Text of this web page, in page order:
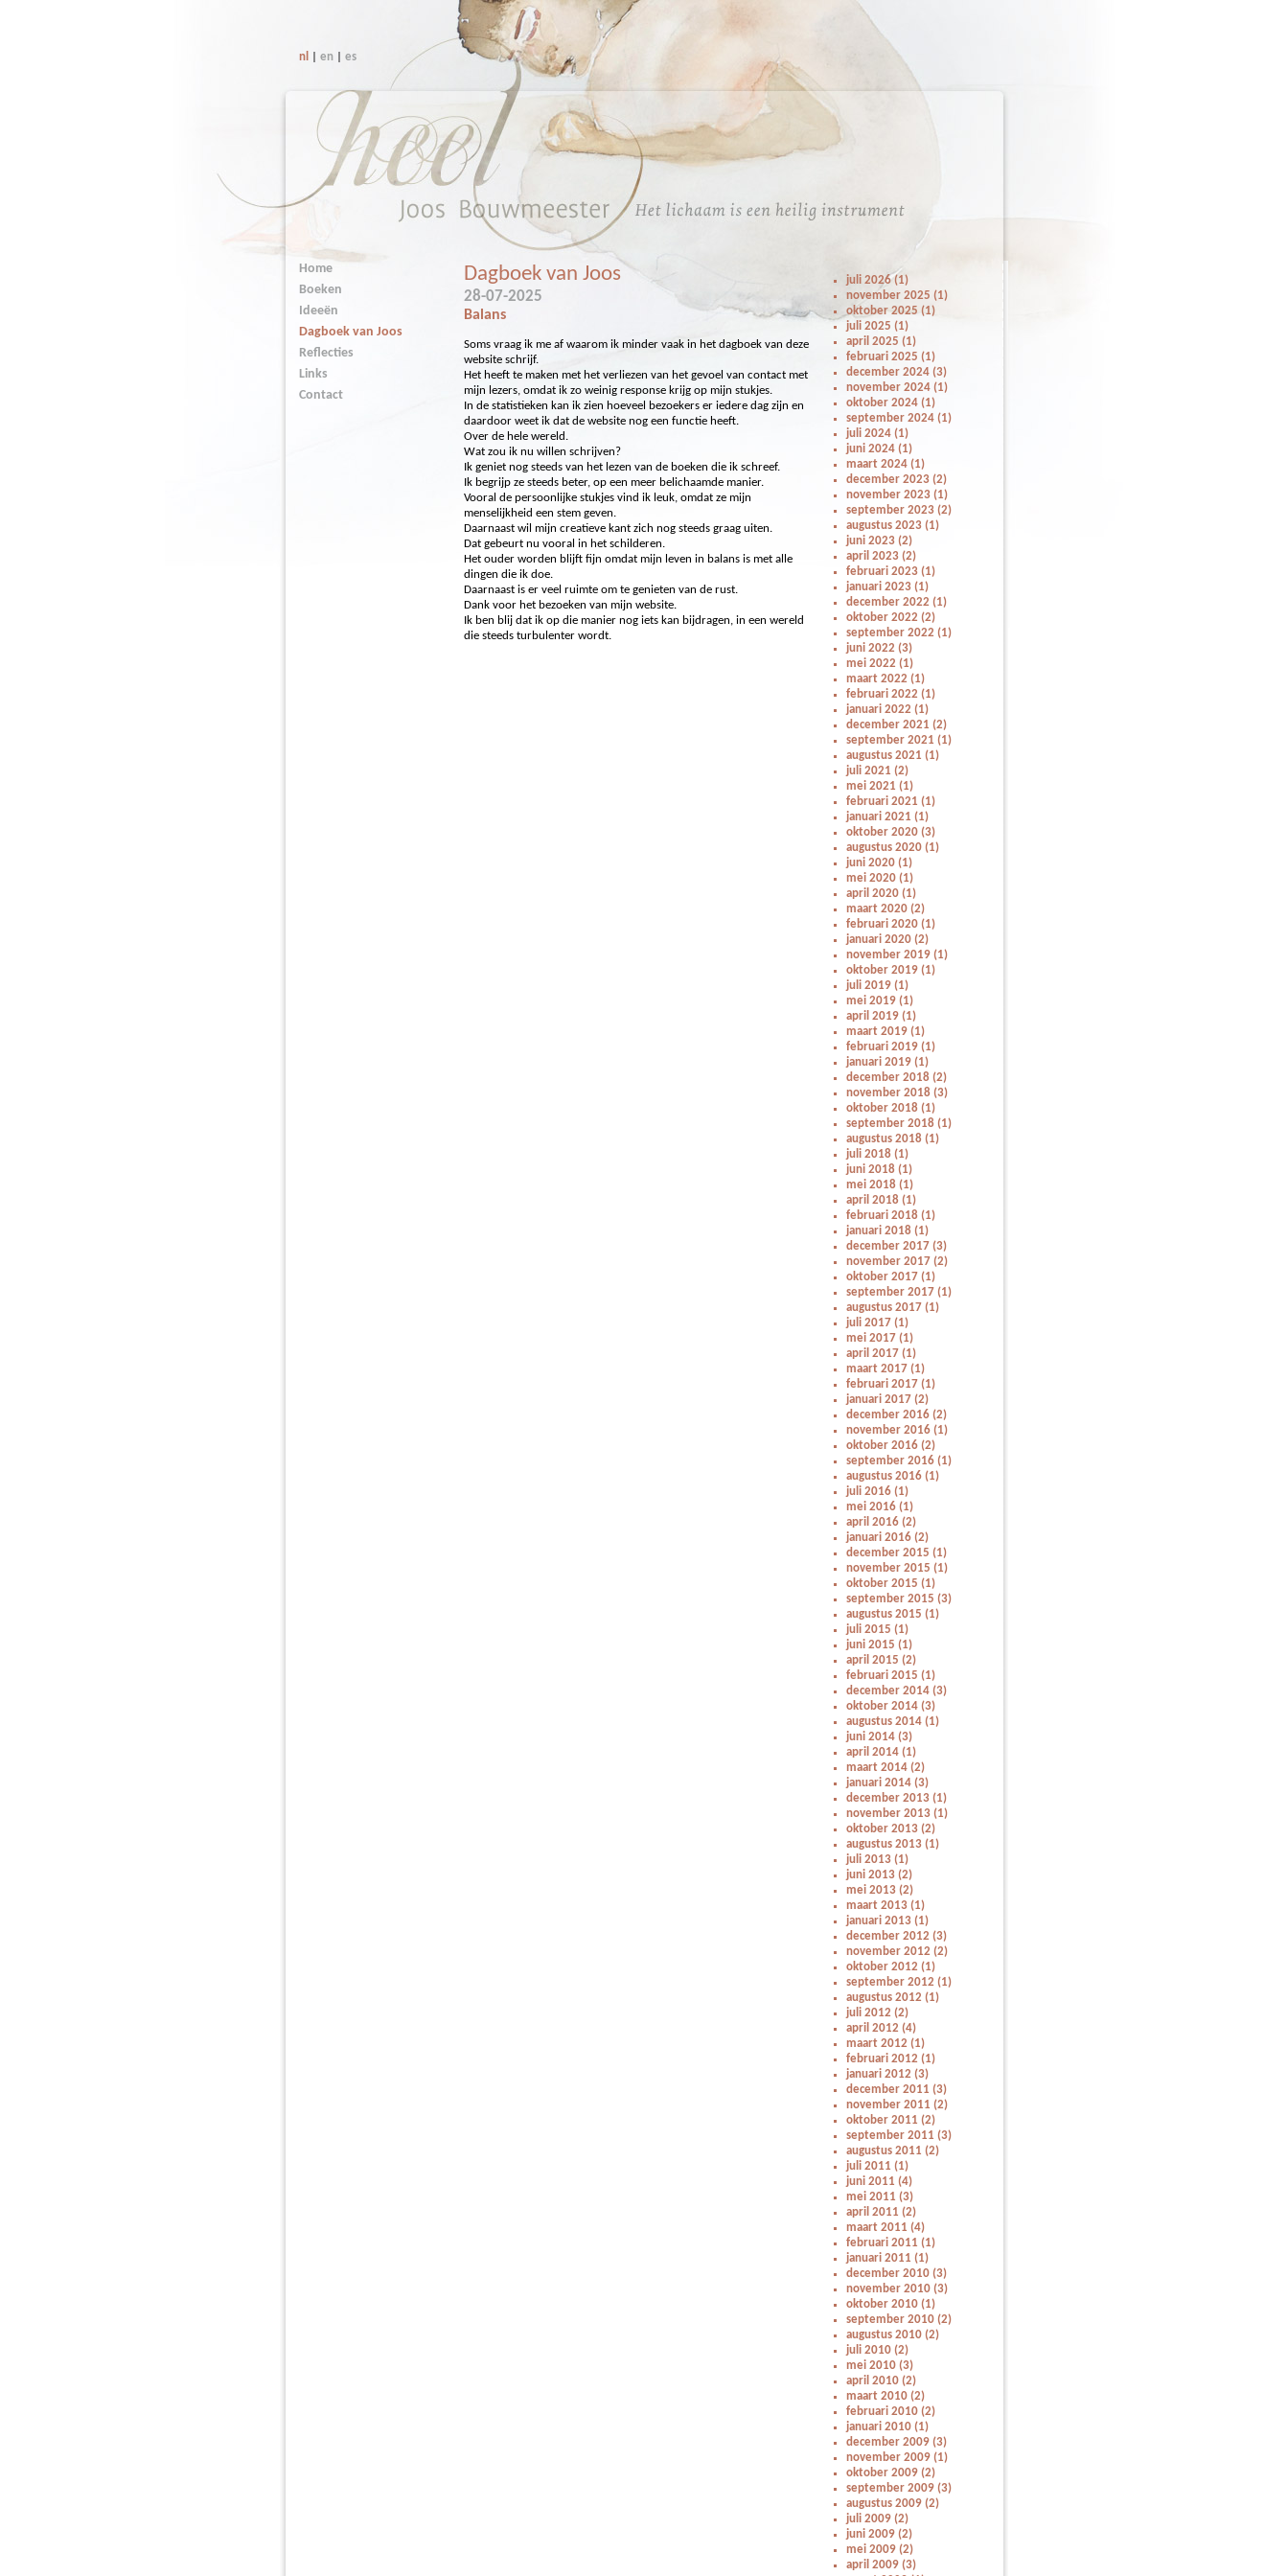
nl en| es
Dagboek van Joos
28-07-2025
Balans
Soms vraag ik me af waarom ik minder vaak in het dagboek van deze
website schrijf.
Het heeft te maken met het verliezen van het gevoel van contact met
mijn lezers, omdat ik zo weinig response krijg op mijn stukjes.
In de statistieken kan ik zien hoeveel bezoekers er iedere dag zijn en
daardoor weet ik dat de website nog een functie heeft.
Over de hele wereld.
Wat zou ik nu willen schrijven?
Ik geniet nog steeds van het lezen van de boeken die ik schreef.
Ik begrijp ze steeds beter, op een meer belichaamde manier.
Vooral de persoonlijke stukjes vind ik leuk, omdat ze mijn
menselijkheid een stem geven.
Daarnaast wil mijn creatieve kant zich nog steeds graag uiten.
Dat gebeurt nu vooral in het schilderen.
Het ouder worden blijft fijn omdat mijn leven in balans is met alle
dingen die ik doe.
Daarnaast is er veel ruimte om te genieten van de rust.
Dank voor het bezoeken van mijn website.
Ik ben blij dat ik op die manier nog iets kan bijdragen, in een wereld
die steeds turbulenter wordt.
juli 2026 (1)
november 2025 (1)
oktober 2025 (1)
juli 2025 (1)
april 2025 (1)
februari 2025 (1)
december 2024 (3)
november 2024 (1)
oktober 2024 (1)
september 2024 (1)
juli 2024 (1)
juni 2024 (1)
maart 2024 (1)
december 2023 (2)
november 2023 (1)
september 2023 (2)
augustus 2023 (1)
juni 2023 (2)
april 2023 (2)
februari 2023 (1)
januari 2023 (1)
december 2022 (1)
oktober 2022 (2)
september 2022 (1)
juni 2022 (3)
mei 2022 (1)
maart 2022 (1)
februari 2022 (1)
januari 2022 (1)
december 2021 (2)
september 2021 (1)
augustus 2021 (1)
juli 2021 (2)
mei 2021 (1)
februari 2021 (1)
januari 2021 (1)
oktober 2020 (3)
augustus 2020 (1)
juni 2020 (1)
mei 2020 (1)
april 2020 (1)
maart 2020 (2)
februari 2020 (1)
januari 2020 (2)
november 2019 (1)
oktober 2019 (1)
juli 2019 (1)
mei 2019 (1)
april 2019 (1)
maart 2019 (1)
februari 2019 (1)
januari 2019 (1)
december 2018 (2)
november 2018 (3)
oktober 2018 (1)
september 2018 (1)
augustus 2018 (1)
juli 2018 (1)
juni 2018 (1)
mei 2018 (1)
april 2018 (1)
februari 2018 (1)
januari 2018 (1)
december 2017 (3)
november 2017 (2)
oktober 2017 (1)
september 2017 (1)
augustus 2017 (1)
juli 2017 (1)
mei 2017 (1)
april 2017 (1)
maart 2017 (1)
februari 2017 (1)
januari 2017 (2)
december 2016 (2)
november 2016 (1)
oktober 2016 (2)
september 2016 (1)
augustus 2016 (1)
juli 2016 (1)
mei 2016 (1)
april 2016 (2)
januari 2016 (2)
december 2015 (1)
november 2015 (1)
oktober 2015 (1)
september 2015 (3)
augustus 2015 (1)
juli 2015 (1)
juni 2015 (1)
april 2015 (2)
februari 2015 (1)
december 2014 (3)
oktober 2014 (3)
augustus 2014 (1)
juni 2014 (3)
april 2014 (1)
maart 2014 (2)
januari 2014 (3)
december 2013 (1)
november 2013 (1)
oktober 2013 (2)
augustus 2013 (1)
juli 2013 (1)
juni 2013 (2)
mei 2013 (2)
maart 2013 (1)
januari 2013 (1)
december 2012 (3)
november 2012 (2)
oktober 2012 (1)
september 2012 (1)
augustus 2012 (1)
juli 2012 (2)
april 2012 (4)
maart 2012 (1)
februari 2012 (1)
januari 2012 (3)
december 2011 (3)
november 2011 (2)
oktober 2011 (2)
september 2011 (3)
augustus 2011 (2)
juli 2011 (1)
juni 2011 (4)
mei 2011 (3)
april 2011 (2)
maart 2011 (4)
februari 2011 (1)
januari 2011 (1)
december 2010 (3)
november 2010 (3)
oktober 2010 (1)
september 2010 (2)
augustus 2010 (2)
juli 2010 (2)
mei 2010 (3)
april 2010 (2)
maart 2010 (2)
februari 2010 (2)
januari 2010 (1)
december 2009 (3)
november 2009 (1)
oktober 2009 (2)
september 2009 (3)
augustus 2009 (2)
juli 2009 (2)
juni 2009 (2)
mei 2009 (2)
april 2009 (3)
Home
Boeken
Ideeën
Dagboek van Joos
Reflecties
Links
Contact